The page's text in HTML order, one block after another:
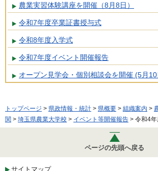
農業実習体験講座を開催（8月8日）
令和7年度卒業証書授与式
令和8年度入学式
令和7年度イベント開催報告
オープン見学会・個別相談会を開催 (5月
トップページ > 県政情報・統計 > 県概要 > 組織案内 >
関 > 埼玉県農業大学校 > イベント等開催報告 > 令和4
ページの先頭へ戻る
サイトマップ